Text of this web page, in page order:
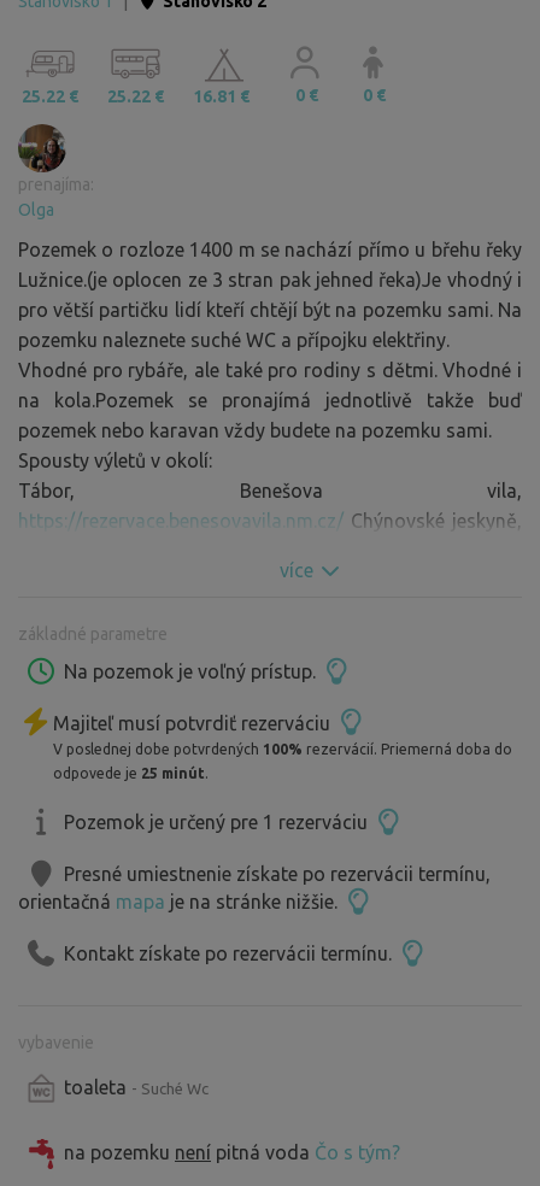
25.22 € 25.22 € 16.81 € 0 € 0 €
prenajíma:
Olga
Pozemek o rozloze 1400 m se nachází přímo u břehu řeky
Lužnice.(je oplocen ze 3 stran pak jehned řeka)Je vhodný i
pro větší partičku lidí kteří chtějí být na pozemku sami. Na
pozemku naleznete suché WC a přípojku elektřiny.
Vhodné pro rybáře, ale také pro rodiny s dětmi. Vhodné i
na kola.Pozemek se pronajímá jednotlivě takže buď
pozemek nebo karavan vždy budete na pozemku sami.
Spousty výletů v okolí:
Tábor, Benešova vila,
https://rezervace.benesovavila.nm.cz/ Chýnovské jeskyně,
Možno postavit i stany, nebo na pozemku stojí karavan,
více
základné parametre
Na pozemok je voľný prístup.
Majiteľ musí potvrdiť rezerváciu
V poslednej dobe potvrdených 100% rezervácií. Priemerná doba do
odpovede je 25 minút.
Pozemok je určený pre 1 rezerváciu
Presné umiestnenie získate po rezervácii termínu,
orientačná mapa je na stránke nižšie.
Kontakt získate po rezervácii termínu.
vybavenie
toaleta - Suché Wc
na pozemku není pitná voda Čo s tým?